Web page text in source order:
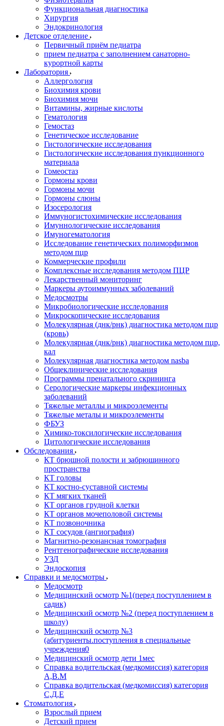
Функциональная диагностика
Хирургия
Эндокринология
Детское отделение
Первичный приём педиатра
прием педиатра с заполнением санаторно-
курортной карты
Лаборатория
Аллергология
Биохимия крови
Биохимия мочи
Витамины, жирные кислоты
Гематология
Гемостаз
Генетическое исследование
Гистологические исследования
Гистологические исследования пункционного
материала
Гомеостаз
Гормоны крови
Гормоны мочи
Гормоны слюны
Изосерология
Иммуногистохимические исследования
Имуннологические исследования
Имуногематология
Исследование генетических полиморфизмов
методом пцр
Коммерческие профили
Комплексные исследования методом ПЦР
Лекарственный мониторинг
Маркеры аутоиммунных заболеваний
Медосмотры
Микробиологические исследования
Микроскопические исследования
Молекулярная (днк/рнк) диагностика методом пцр
(кровь)
Молекулярная (днк/рнк) диагностика методом пцр,
кал
Молекулярная диагностика методом nasba
Общеклинические исследования
Программы пренатального скрининга
Серологические маркеры инфекционных
заболеваний
Тяжелые металлы и микроэлементы
Тяжелые металы и микроэлементы
ФБУЗ
Химико-токсилогические исследования
Цитологические исследования
Обследования
КТ брюшной полости и забрюшинного
пространства
КТ головы
КТ костно-суставной системы
КТ мягких тканей
КТ органов грудной клетки
КТ органов мочеполовой системы
КТ позвоночника
КТ сосудов (ангиография)
Магнитно-резонансная томография
Рентгенографические исследования
УЗД
Эндоскопия
Справки и медосмотры
Медосмотр
Медицинский осмотр №1(перед поступлением в
садик)
Медицинский осмотр №2 (перед поступлением в
школу)
Медицинский осмотр №3
(абитуриенты.поступления в специальные
учреждения0
Медицинский осмотр дети 1мес
Справка водительская (медкомиссия) категория
А,В.М
Справка водительская (медкомиссия) категория
С,Д,Е
Стоматология
Взрослый прием
Детский прием